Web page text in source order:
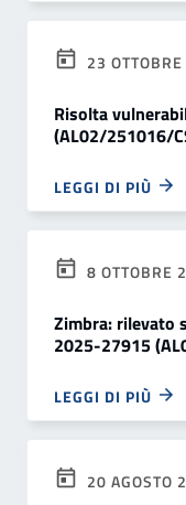
23
Risolta
(AL02/251016/
LEGGI DI PIÙ
8 OTTOBRE
Zimbra: rilevato
2025-27915
LEGGI DI PIÙ
20 AGOSTO